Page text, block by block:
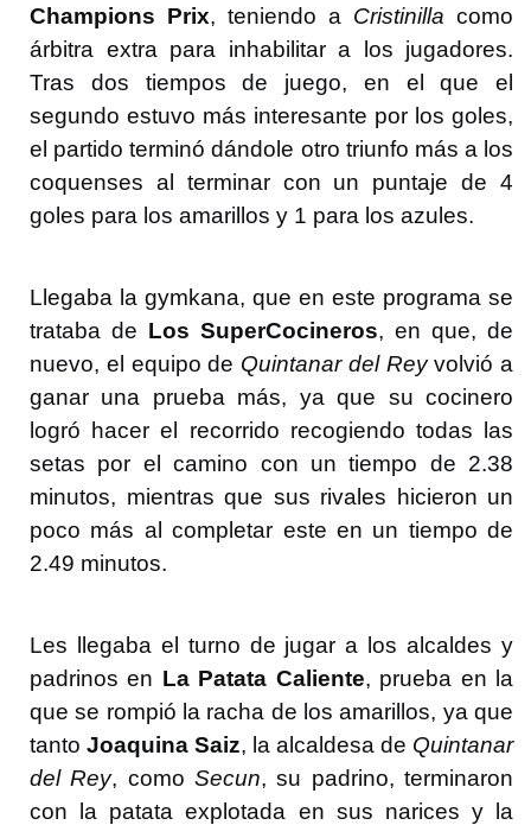
Champions Prix, teniendo a Cristinilla como
árbitra extra para inhabilitar a los jugadores.
Tras dos tiempos de juego, en el que el
segundo estuvo más interesante por los goles,
el partido terminó dándole otro triunfo más a los
coquenses al terminar con un puntaje de 4
goles para los amarillos y 1 para los azules.
Llegaba la gymkana, que en este programa se
trataba de Los SuperCocineros, en que, de
nuevo, el equipo de Quintanar del Reyvolvió a
ganar una prueba más, ya que su cocinero
logró hacer el recorrido recogiendo todas las
setas por el camino con un tiempo de 2.38
minutos, mientras que sus rivales hicieron un
poco más al completar este en un tiempo de
2.49 minutos.
Les llegaba el turno de jugar a los alcaldes y
padrinos en La Patata Caliente, prueba en la
que se rompió la racha de los amarillos, ya que
tanto Joaquina Saiz, la alcaldesa de Quintanar
del Rey, comoSecun, su padrino, terminaron
con la patata explotada en sus narices y la